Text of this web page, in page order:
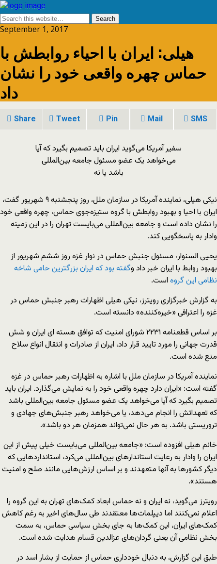
September 1, 2017
هیلی: ایران با احیاء روابطش با
حماس چهره واقعی خود را نشان
Share Tweet Pin Mail SMS
سفیر آمریکا می‌گوید ایران باید تصمیم بگیرد که آیا
می‌خواهد یک عضو مسئول جامعه بین‌المللی
باشد یا نه
نیکی هیلی، نماینده آمریکا در سازمان ملل، روز پنجشنبه ۹ شهریور گفت،
ایران با احیا و بهبود روابطش با گروه ستیزه‌جوی حماس،‌ چهره واقعی خود
را نشان داده است و جامعه بین‌المللی می‌بایست تهران را در این زمینه
وادار به پاسخگویی کند.
یحیی السنوار، مسئول جنبش حماس در نوار غزه روز ششم شهریور از
بهبود روابط با ایران خبر داد وگفته بود که ایران بزرگترین حامی شاخه
نظامی این گروه است.
به گزارش خبرگزاری رویترز، نیکی هیلی اظهارات رهبر جنبش حماس در
غزه را اعترافی «خیره‌کننده» دانسته است.
بر اساس قطعنامه ۲۲۳۱ شورای امنیت که توافق هسته ای ایران و شش
قدرت جهانی را مورد تایید قرار داد، ایران از صادرات و انتقال انواع سلاح
منع شده است.
نماینده آمریکا در سازمان ملل با اشاره به اظهارات رهبر حماس در غزه
گفته است: «ایران دارد چهره واقعی خود را به نمایش می‌گذارد. ایران باید
تصمیم بگیرد که آیا می‌خواهد یک عضو مسئول جامعه بین‌المللی باشد
که تعهداتش را انجام می‌دهد، یا می‌خواهد رهبر جنبش‌های جهادی و
تروریستی باشد. به هر حال نمی‌تواند همزمان هر دو باشد».
خانم هیلی افزوده است: «جامعه بین‌المللی می‌بایست خیلی پیش از این
ایران را وادار به رعایت استاندارهای بین‌المللی می‌کرد، استانداردهایی که
دیگر کشورها به آنها متعهدند و بر اساس ارزش‌هایی مانند صلح و امنیت
هستند».
رویترز می‌گوید، نه ایران و نه حماس ابعاد کمک‌های تهران به این گروه را
اعلام نمی‌کنند اما دیپلمات‌ها معتقدند طی سال‌های اخیر به رغم کاهش
کمک‌های ایران، این کمک‌ها به جای بخش سیاسی حماس، به سمت
بخش نظامی آن یعنی گردان‌های عزالدین قسام هدایت شده است.
طبق این گزارش، به دنبال خودداری حماس از حمایت از بشار اسد در